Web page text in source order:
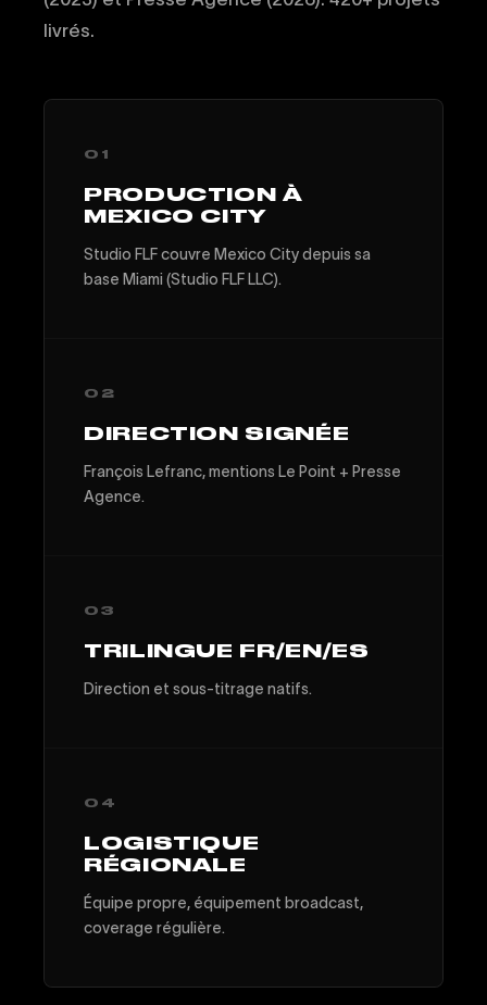
livrés.
01
PRODUCTION À
MEXICO CITY
Studio FLF couvre Mexico City depuis sa
base Miami (Studio FLF LLC).
02
DIRECTION SIGNÉE
François Lefranc, mentions Le Point + Presse
Agence.
03
TRILINGUE FR/EN/ES
Direction et sous-titrage natifs.
04
LOGISTIQUE
RÉGIONALE
Équipe propre, équipement broadcast,
coverage régulière.